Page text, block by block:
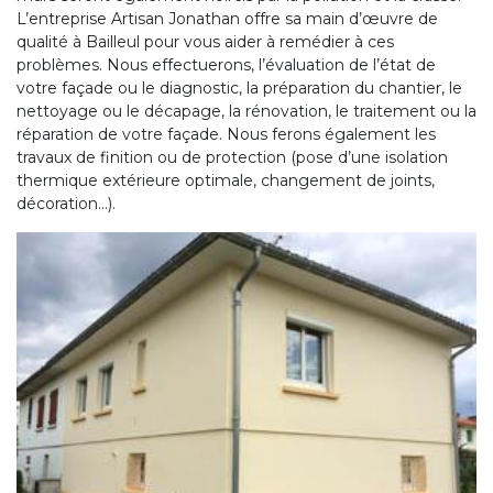
L’entreprise Artisan Jonathan offre sa main d’œuvre de
qualité à Bailleul pour vous aider à remédier à ces
problèmes. Nous effectuerons, l’évaluation de l’état de
votre façade ou le diagnostic, la préparation du chantier, le
nettoyage ou le décapage, la rénovation, le traitement ou la
réparation de votre façade. Nous ferons également les
travaux de finition ou de protection (pose d’une isolation
thermique extérieure optimale, changement de joints,
décoration…).